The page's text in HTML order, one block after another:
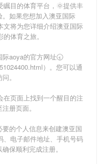
瞩目的体育平台，🌞提供丰
如果您想加入澳亚国际
文将为您详细介绍澳亚国际
体育之旅。
际aoya的官方网址🕣
）。您可以通
。
在页面上找到一个醒目的注
册页面。
的个人信息来创建澳亚国
、电子邮件地址、手机号码
保顺利完成注册。